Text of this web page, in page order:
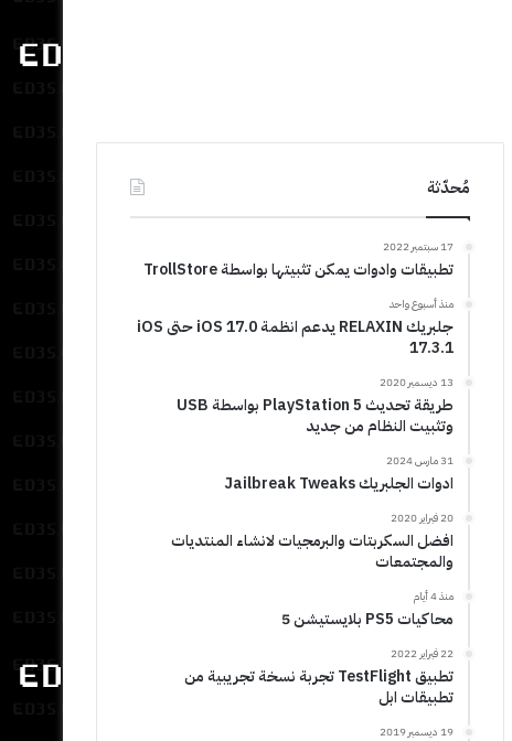
مُحدّثة
17 سبتمبر 2022
تطبيقات وادوات يمكن تثبيتها بواسطة TrollStore
منذ أسبوع واحد
جلبريك RELAXIN يدعم انظمة iOS 17.0 حتى iOS
17.3.1
13 ديسمبر 2020
طريقة تحديث PlayStation 5 بواسطة USB
وتثبيت النظام من جديد
31 مارس 2024
ادوات الجلبريك Jailbreak Tweaks
20 فبراير 2020
افضل السكربتات والبرمجيات لانشاء المنتديات
والمجتمعات
منذ 4 أيام
محاكيات PS5 بلايستيشن 5
22 فبراير 2022
تطبيق TestFlight تجربة نسخة تجريبية من
تطبيقات ابل
19 ديسمبر 2019